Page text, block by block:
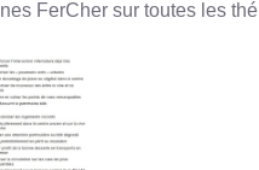
FerCher sur toutes les